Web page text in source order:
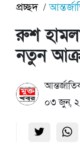
প্রচ্ছদ
রুশ
নতুন
০৩ জুন,